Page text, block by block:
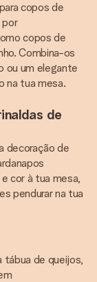
copos de
por
copos de
Combina-os
ou um elegante
na tua mesa.
de
decoração de
cor à tua mesa,
pendurar na tua
tábua de queijos,